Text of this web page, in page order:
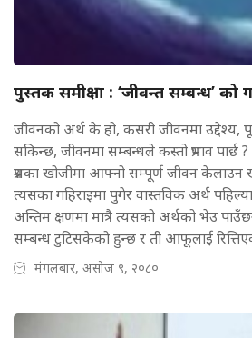
पुस्तक समीक्षा : ‘जीवन्त सम्बन्ध’ को
जीवनको अर्थ के हो, कसरी जीवनमा उद्देश्य,
सकिन्छ, जीवनमा सम्बन्धले कस्तो प्रभाव पार्छ
प्रश्नका खोजीमा आफ्नो सम्पूर्ण जीवन
त्यसका गहिराइमा पुगेर वास्तविक अर्थ
अन्तिम क्षणमा मात्रै त्यसको अर्थको भेउ
सम्बन्ध टुटिसकेको हुन्छ र ती आफूलाई
मंगलबार, असोज ९, २०८०